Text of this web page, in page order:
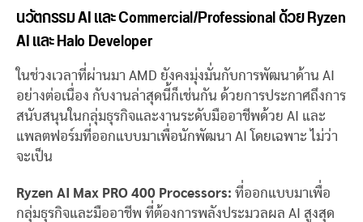
นวัตกรรม AI และ Commercial/Professional ด้วย Ryzen
AI และ Halo Developer
ในช่วงเวลาที่ผ่านมา AMD ยังคงมุ่งมั่นกับการพัฒนาด้าน AI
อย่างต่อเนื่อง กับงานล่าสุดนี้ก็เช่นกัน ด้วยการประกาศถึงการ
สนับสนุนในกลุ่มธุรกิจและงานระดับมืออาชีพด้วย AI และ
แพลตฟอร์มที่ออกแบบมาเพื่อนักพัฒนา AI โดยเฉพาะ ไม่ว่า
จะเป็น
Ryzen AI Max PRO 400 Processors: ที่ออกแบบมาเพื่อ
กลุ่มธุรกิจและมืออาชีพ ที่ต้องการพลังประมวลผล AI สูงสุด